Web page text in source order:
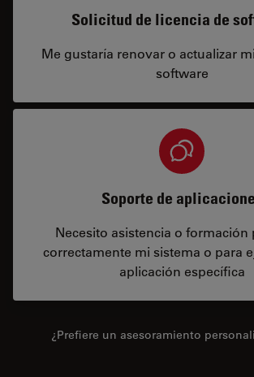
Solicitud de licencia de
Me gustaría renovar o actualizar
software
Soporte de
Necesito asistencia o formación
correctamente mi sistema o para
aplicación específica
¿Prefiere un asesoramiento